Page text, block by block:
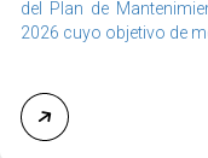
del Plan de
2026 cuyo objetivo de